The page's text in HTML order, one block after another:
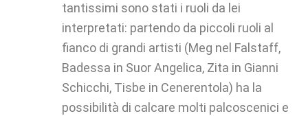
tantissimi sono stati i ruoli da lei
interpretati: partendo da piccoli ruoli al
fianco di grandi artisti (Meg nel Falstaff,
Badessa in Suor Angelica, Zita in Gianni
Schicchi, Tisbe in Cenerentola) ha la
possibilità di calcare molti palcoscenici e